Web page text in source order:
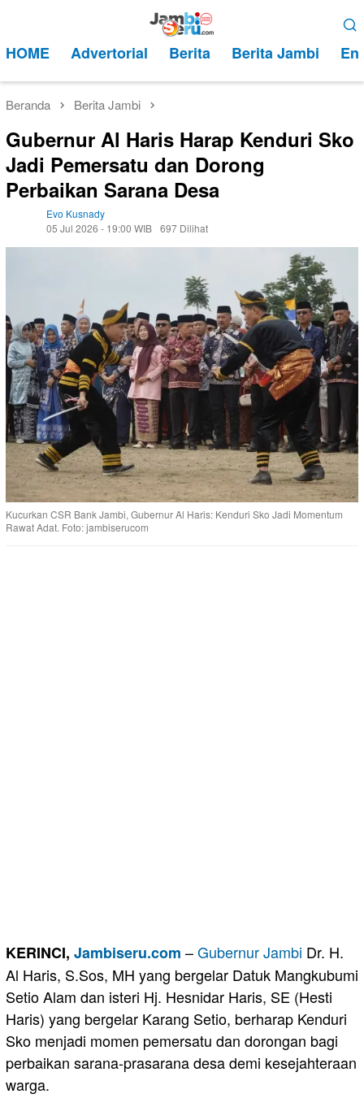
kontenMobile
HOME Advertorial Berita Berita Jambi
Beranda Berita Jambi
Gubernur Al Haris Harap Kenduri Sko
Jadi Pemersatu dan Dorong
Perbaikan Sarana Desa
Evo Kusnady
05 Jul 2026 - 19:00 WIB 697 Dilihat
Kucurkan CSR Bank Jambi, Gubernur Al Haris: Kenduri Sko Jadi Momentum
Rawat Adat. Foto: jambiserucom
KERINCI, Jambiseru.com –Gubernur Jambi Dr. H.
Al Haris, S.Sos, MH yang bergelar Datuk Mangkubumi
Setio Alam dan isteri Hj. Hesnidar Haris, SE (Hesti
Haris) yang bergelar Karang Setio, berharap Kenduri
Sko menjadi momen pemersatu dan dorongan bagi
perbaikan sarana-prasarana desa demi kesejahteraan
warga.